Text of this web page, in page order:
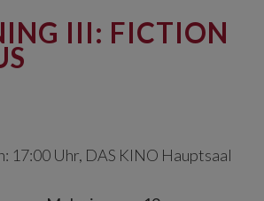
III: FICTION
17:00 Uhr, DAS KINO Hauptsaal